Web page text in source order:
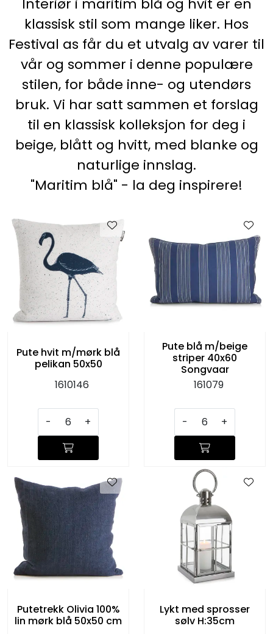
Interiør i maritim blå og hvit er en
klassisk stil som mange liker. Hos
Festival as får du et utvalg av varer til
vår og sommer i denne populære
stilen, for både inne- og utendørs
bruk. Vi har satt sammen et forslag
til en klassisk kolleksjon for deg i
beige, blått og hvitt, med blanke og
naturlige innslag.
"Maritim blå" - la deg inspirere!
Pute hvit m/mørk blå
pelikan 50x50
1610146
- +
Pute blå m/beige
striper 40x60
Songvaar
161079
- +
Putetrekk Olivia 100%
lin mørk blå 50x50 cm
Lykt med sprosser
sølv H:35cm
KJØKKEN
MØBLER
GAVESETT
ACCESSORIES
JUL